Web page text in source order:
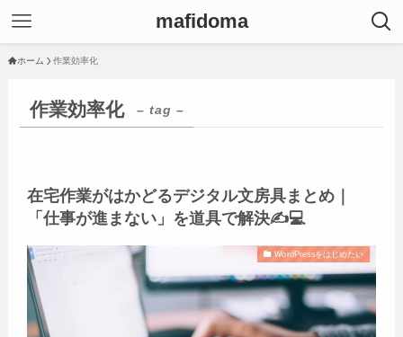
mafidoma
ホーム 作業効率化
作業効率化 – tag –
在宅作業がはかどるデジタル文房具まとめ｜
「仕事が進まない」を道具で解決✍️💻
WordPressをはじめたい